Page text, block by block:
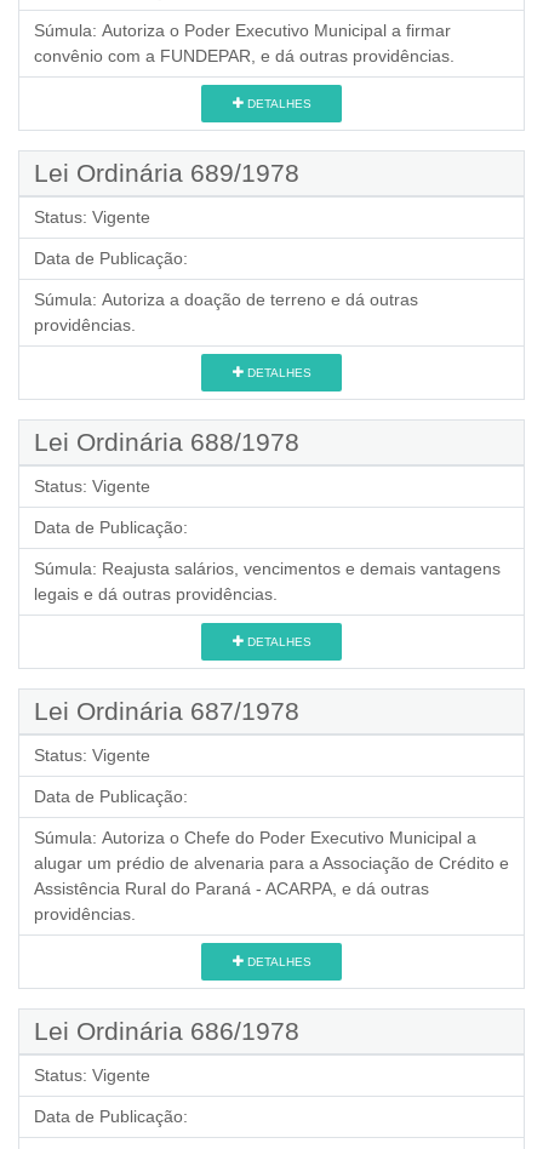
Súmula: Autoriza o Poder Executivo Municipal a firmar
convênio com a FUNDEPAR, e dá outras providências.
DETALHES
Lei Ordinária 689/1978
Status: Vigente
Data de Publicação:
Súmula: Autoriza a doação de terreno e dá outras
providências.
DETALHES
Lei Ordinária 688/1978
Status: Vigente
Data de Publicação:
Súmula: Reajusta salários, vencimentos e demais vantagens
legais e dá outras providências.
DETALHES
Lei Ordinária 687/1978
Status: Vigente
Data de Publicação:
Súmula: Autoriza o Chefe do Poder Executivo Municipal a
alugar um prédio de alvenaria para a Associação de Crédito e
Assistência Rural do Paraná - ACARPA, e dá outras
providências.
DETALHES
Lei Ordinária 686/1978
Status: Vigente
Data de Publicação: